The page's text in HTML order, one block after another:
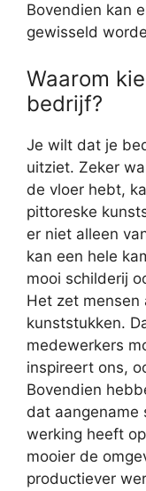
Bovendien kan
gewisseld
Waarom
bedrijf?
Je wilt dat je
uitziet. Zeker
de vloer hebt,
pittoreske
er niet alleen
kan een hele
mooi schilderij
Het zet mensen
kunststukken.
medewerkers
inspireert ons,
Bovendien
dat aangename
werking heeft
mooier de
productiever